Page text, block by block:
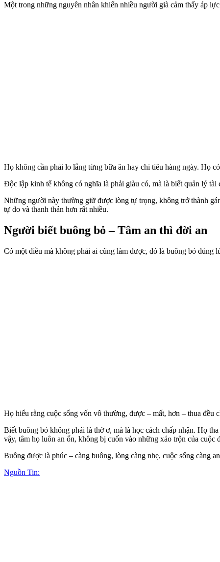
Một trong những nguyên nhân khiến nhiều người già cảm thấy áp
Họ không cần phải lo lắng từng bữa ăn hay chi tiêu hàng ngày. Họ
Độc lập kinh tế không có nghĩa là phải giàu có, mà là biết quản lý
Những người này thường giữ được lòng tự trọng, không trở thành
tự do và thanh thản hơn rất nhiều.
Người biết buông bỏ – Tâm an thì đời an
Có một điều mà không phải ai cũng làm được, đó là buông bỏ
Họ hiểu rằng cuộc sống vốn vô thường, được – mất, hơn – thua
Biết buông bỏ không phải là thờ ơ, mà là học cách chấp nhận. Họ
vậy, tâm họ luôn an ổn, không bị cuốn vào những xáo trộn của cuộc
Buông được là phúc – càng buông, lòng càng nhẹ, cuộc sống càng
Nguồn Tin: